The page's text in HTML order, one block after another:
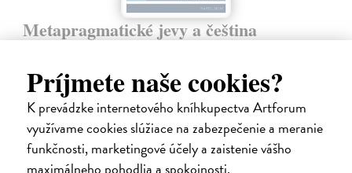
Príjmete naše cookies?
K prevádzke internetového kníhkupectva Artforum
využívame cookies slúžiace na zabezpečenie a meranie
funkčnosti, marketingové účely a zaistenie vášho
maximálneho pohodlia a spokojnosti.
Metapragmatické jevy a čeština
pragmatiky (Pragmatika v češtině, Česká věta na rozhraní mezi
gramatikou a pragmatikou) a na některé stati zveřejněné v
posledních…
Na stiahnutie akoPDF
9,00 €